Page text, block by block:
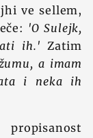
ve sellem,
'O Sulejk,
ih.' Zatim
a imam
i neka ih